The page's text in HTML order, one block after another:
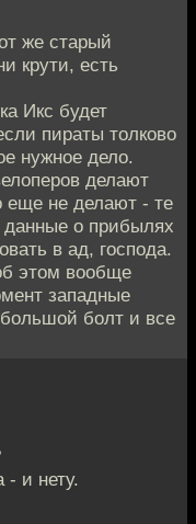
же старый
крути, есть
Икс будет
пираты толково
нужное дело.
делают
еще не делают - те
о прибылях
в ад, господа.
этом вообще
западные
болт и все
- и нету.